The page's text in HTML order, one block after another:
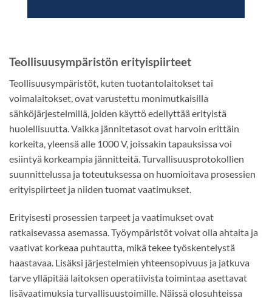
Teollisuusympäristön erityispiirteet
Teollisuusympäristöt, kuten tuotantolaitokset tai
voimalaitokset, ovat varustettu monimutkaisilla
sähköjärjestelmillä, joiden käyttö edellyttää erityistä
huolellisuutta. Vaikka jännitetasot ovat harvoin erittäin
korkeita, yleensä alle 1000 V, joissakin tapauksissa voi
esiintyä korkeampia jännitteitä. Turvallisuusprotokollien
suunnittelussa ja toteutuksessa on huomioitava prosessien
erityispiirteet ja niiden tuomat vaatimukset.
Erityisesti prosessien tarpeet ja vaatimukset ovat
ratkaisevassa asemassa. Työympäristöt voivat olla ahtaita ja
vaativat korkeaa puhtautta, mikä tekee työskentelystä
haastavaa. Lisäksi järjestelmien yhteensopivuus ja jatkuva
tarve ylläpitää laitoksen operatiivista toimintaa asettavat
lisävaatimuksia turvallisuustoimille. Näissä olosuhteissa